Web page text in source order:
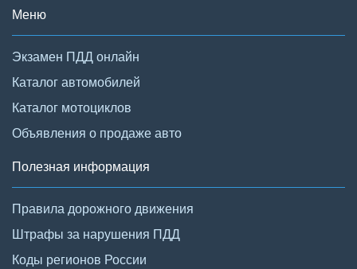
Меню
Экзамен ПДД онлайн
Каталог автомобилей
Каталог мотоциклов
Объявления о продаже авто
Полезная информация
Правила дорожного движения
Штрафы за нарушения ПДД
Коды регионов России